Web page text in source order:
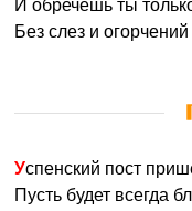
И обречешь ты
Без слез и огорчений
Успенский пост
Пусть будет всегда